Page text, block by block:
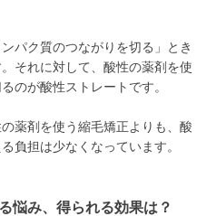
パク質のつながりを切る」とき
それに対して、酸性の薬剤を使
のが酸性ストレートです。
薬剤を使う縮毛矯正よりも、酸
負担は少なくなっています。
悩み、得られる効果は？